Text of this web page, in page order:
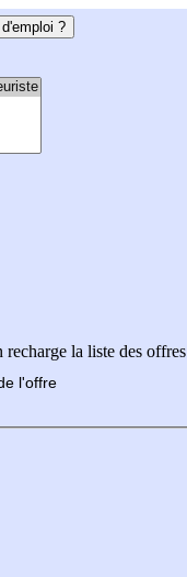
?
recharge la liste des offres
l'offre